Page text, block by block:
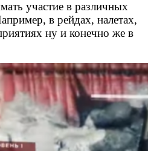
участие в различных
в рейдах, налетах,
ну и конечно же в